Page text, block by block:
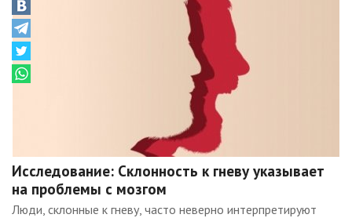
Исследование: Склонность к гневу указывает
на проблемы с мозгом
Люди, склонные к гневу, часто неверно интерпретируют